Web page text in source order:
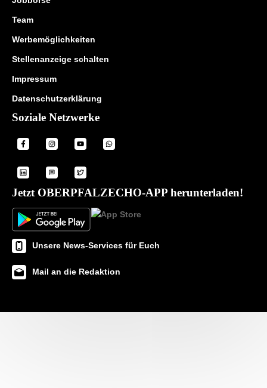
Team
Werbemöglichkeiten
Stellenanzeige schalten
Impressum
Datenschutzerklärung
Soziale Netzwerke
Jetzt OBERPFALZECHO-APP herunterladen!
Unsere News-Services für Euch
Mail an die Redaktion